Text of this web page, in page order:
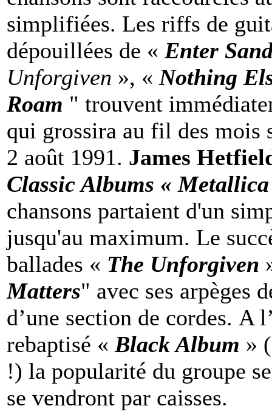
simplifiées. Les riffs de
dépouillées de « Enter
Unforgiven », « Nothing
Roam " trouvent
qui grossira au fil des mois
2 août 1991. James
Classic Albums «
chansons partaient d'un
jusqu'au maximum. Le
ballades « The Unforgiven
Matters" avec ses arpèges
d’une section de cordes. A
rebaptisé « Black Album »
!) la popularité du groupe
se vendront par caisses.